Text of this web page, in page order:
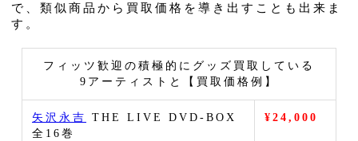
で、類似商品から買取価格を導き出すことも出来ま
す。
フィッツ歓迎の積極的にグッズ買取している
9アーティストと【買取価格例】
矢沢永吉
THE LIVE DVD-BOX
全16巻
¥24,000